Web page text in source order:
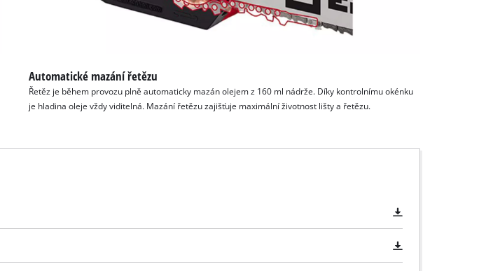
Automatické mazání řetězu
Řetěz je během provozu plně automaticky mazán olejem z 160 ml nádrže. Díky kontrolnímu okénku
je hladina oleje vždy viditelná. Mazání řetězu zajišťuje maximální životnost lišty a řetězu.